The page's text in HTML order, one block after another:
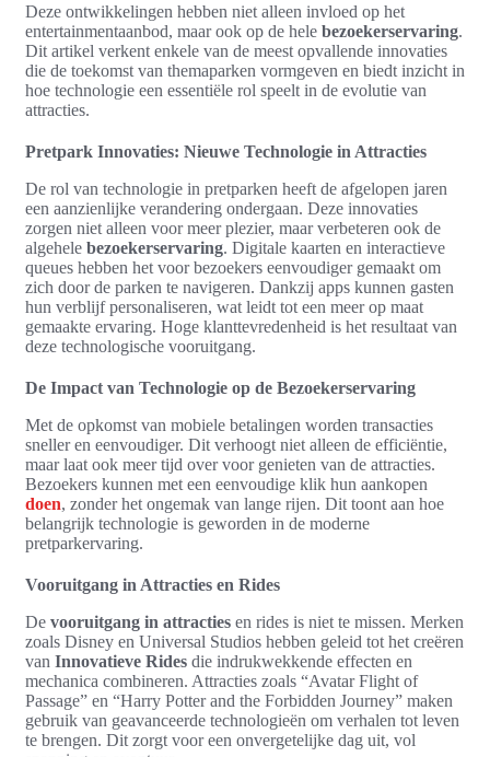
Deze ontwikkelingen hebben niet alleen invloed op het
entertainmentaanbod, maar ook op de hele bezoekerservaring.
Dit artikel verkent enkele van de meest opvallende innovaties
die de toekomst van themaparken vormgeven en biedt inzicht in
hoe technologie een essentiële rol speelt in de evolutie van
attracties.
Pretpark Innovaties: Nieuwe Technologie in Attracties
De rol van technologie in pretparken heeft de afgelopen jaren
een aanzienlijke verandering ondergaan. Deze innovaties
zorgen niet alleen voor meer plezier, maar verbeteren ook de
algehele bezoekerservaring. Digitale kaarten en interactieve
queues hebben het voor bezoekers eenvoudiger gemaakt om
zich door de parken te navigeren. Dankzij apps kunnen gasten
hun verblijf personaliseren, wat leidt tot een meer op maat
gemaakte ervaring. Hoge klanttevredenheid is het resultaat van
deze technologische vooruitgang.
De Impact van Technologie op de Bezoekerservaring
Met de opkomst van mobiele betalingen worden transacties
sneller en eenvoudiger. Dit verhoogt niet alleen de efficiëntie,
maar laat ook meer tijd over voor genieten van de attracties.
Bezoekers kunnen met een eenvoudige klik hun aankopen
doen, zonder het ongemak van lange rijen. Dit toont aan hoe
belangrijk technologie is geworden in de moderne
pretparkervaring.
Vooruitgang in Attracties en Rides
De vooruitgang in attracties en rides is niet te missen. Merken
zoals Disney en Universal Studios hebben geleid tot het creëren
van Innovatieve Rides die indrukwekkende effecten en
mechanica combineren. Attracties zoals “Avatar Flight of
Passage” en “Harry Potter and the Forbidden Journey” maken
gebruik van geavanceerde technologieën om verhalen tot leven
te brengen. Dit zorgt voor een onvergetelijke dag uit, vol